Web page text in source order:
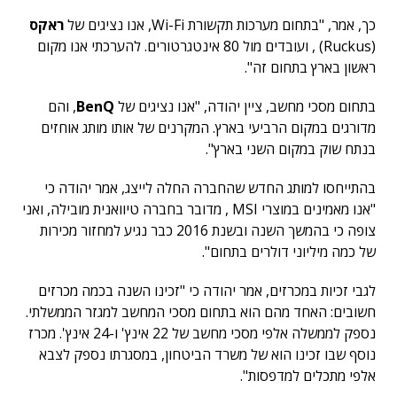
כך, אמר, "בתחום מערכות תקשורת Wi-Fi, אנו נציגים של
ראקס
(Ruckus) , ועובדים מול 80 אינטגרטורים. להערכתי אנו מקום
ראשון בארץ בתחום זה".
בתחום מסכי מחשב, ציין יהודה, "אנו נציגים של BenQ, והם
מדורגים במקום הרביעי בארץ. המקרנים של אותו מותג אוחזים
בנתח שוק במקום השני בארץ".
בהתייחסו למותג החדש שהחברה החלה לייצג, אמר יהודה כי
"אנו מאמינים במוצרי MSI , מדובר בחברה טיוואנית מובילה, ואני
צופה כי בהמשך השנה ובשנת 2016 כבר נגיע למחזור מכירות
של כמה מיליוני דולרים בתחום".
לגבי זכיות במכרזים, אמר יהודה כי "זכינו השנה בכמה מכרזים
חשובים: האחד מהם הוא בתחום מסכי המחשב למגזר הממשלתי.
נספק לממשלה אלפי מסכי מחשב של 22 אינץ' ו-24 אינץ'. מכרז
נוסף שבו זכינו הוא של משרד הביטחון, במסגרתו נספק לצבא
אלפי מתכלים למדפסות".